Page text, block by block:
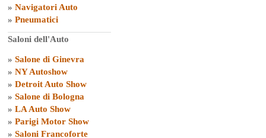
» Navigatori Auto
» Pneumatici
Saloni dell'Auto
» Salone di Ginevra
» NY Autoshow
» Detroit Auto Show
» Salone di Bologna
» LA Auto Show
» Parigi Motor Show
» Saloni Francoforte